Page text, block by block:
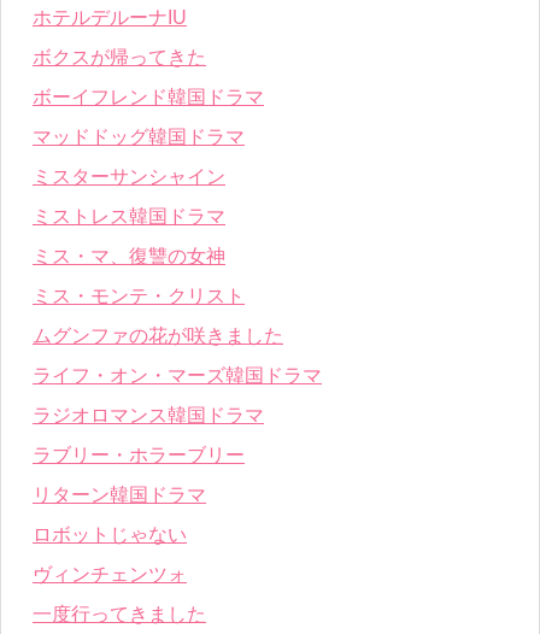
ホテルデルーナIU
ボクスが帰ってきた
ボーイフレンド韓国ドラマ
マッドドッグ韓国ドラマ
ミスターサンシャイン
ミストレス韓国ドラマ
ミス・マ、復讐の女神
ミス・モンテ・クリスト
ムグンファの花が咲きました
ライフ・オン・マーズ韓国ドラマ
ラジオロマンス韓国ドラマ
ラブリー・ホラーブリー
リターン韓国ドラマ
ロボットじゃない
ヴィンチェンツォ
一度行ってきました